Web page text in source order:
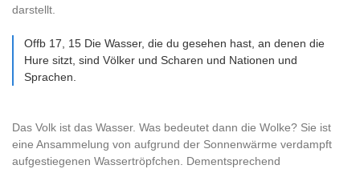
darstellt.
Offb 17, 15 Die Wasser, die du gesehen hast, an denen die
Hure sitzt, sind Völker und Scharen und Nationen und
Sprachen.
Das Volk ist das Wasser. Was bedeutet dann die Wolke? Sie ist
eine Ansammelung von aufgrund der Sonnenwärme verdampft
aufgestiegenen Wassertröpfchen. Dementsprechend